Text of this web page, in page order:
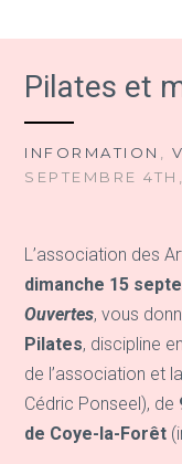
Pilates et
INFORMATION
SEPTEMBRE
L’association des
dimanche 15
Ouvertes, vous
Pilates, discipline
de l’association et la
Cédric Ponseel), de
de Coye-la-Forêt